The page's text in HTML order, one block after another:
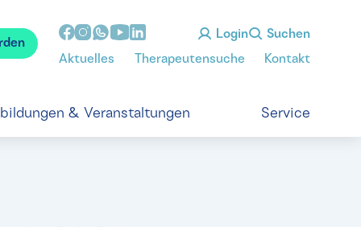
Login Suchen
Aktuelles Therapeutensuche Kontakt
& Veranstaltungen Service